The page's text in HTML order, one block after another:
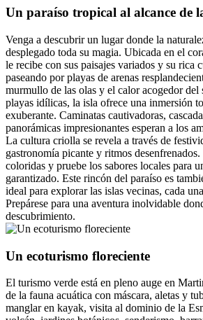
Un paraíso tropical al alcance de
Venga a descubrir un lugar donde la
desplegado toda su magia. Ubicada en el
le recibe con sus paisajes variados y su rica
paseando por playas de arenas
murmullo de las olas y el calor acogedor del
playas idílicas, la isla ofrece una inmersión
exuberante. Caminatas cautivadoras,
panorámicas impresionantes esperan a los
La cultura criolla se revela a través de
gastronomía picante y ritmos
coloridas y pruebe los sabores locales para
garantizado. Este rincón del paraíso es
ideal para explorar las islas vecinas, cada
Prepárese para una aventura inolvidable
descubrimiento.
Un ecoturismo floreciente
El turismo verde está en pleno auge en
de la fauna acuática con máscara, aletas y
manglar en kayak, visita al dominio de la